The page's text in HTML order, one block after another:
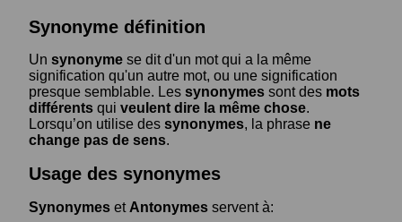
Synonyme définition
Un synonyme se dit d'un mot qui a la même
signification qu'un autre mot, ou une signification
presque semblable. Les synonymes sont des mots
différents qui veulent dire la même chose.
Lorsqu’on utilise des synonymes, la phrase ne
change pas de sens.
Usage des synonymes
Synonymes et Antonymes servent à: